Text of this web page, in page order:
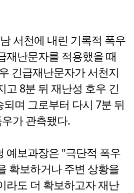
서천에 내린 기록적 폭우
재난문자를 적용했을 때
긴급재난문자가 서천지
고 8분 뒤 재난성 호우 긴
며 그로부터 다시 7분 뒤
가 관측됐다.
예보과장은 "극단적 폭우
확보하거나 주변 상황을
라도 더 확보하고자 재난